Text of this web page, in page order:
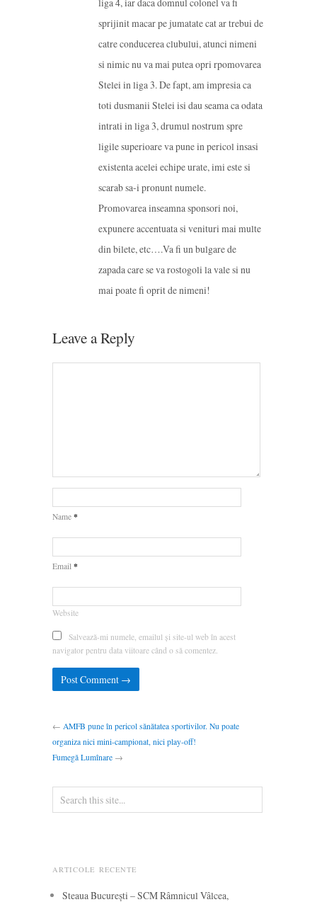
sprijinit macar pe jumatate cat ar trebui de
catre conducerea clubului, atunci nimeni
si nimic nu va mai putea opri rpomovarea
Stelei in liga 3. De fapt, am impresia ca
toti dusmanii Stelei isi dau seama ca odata
intrati in liga 3, drumul nostrum spre
ligile superioare va pune in pericol insasi
existenta acelei echipe urate, imi este si
scarab sa-i pronunt numele.
Promovarea inseamna sponsori noi,
expunere accentuata si venituri mai multe
din bilete, etc….Va fi un bulgare de
zapada care se va rostogoli la vale si nu
mai poate fi oprit de nimeni!
Leave a Reply
Name *
Email *
Website
Salvează-mi numele, emailul și site-ul web în acest
navigator pentru data viitoare când o să comentez.
← AMFB pune în pericol sănătatea sportivilor. Nu poate
organiza nici mini-campionat, nici play-off!
Fumegă Lumînare →
ARTICOLE RECENTE
Steaua București – SCM Râmnicul Vâlcea,